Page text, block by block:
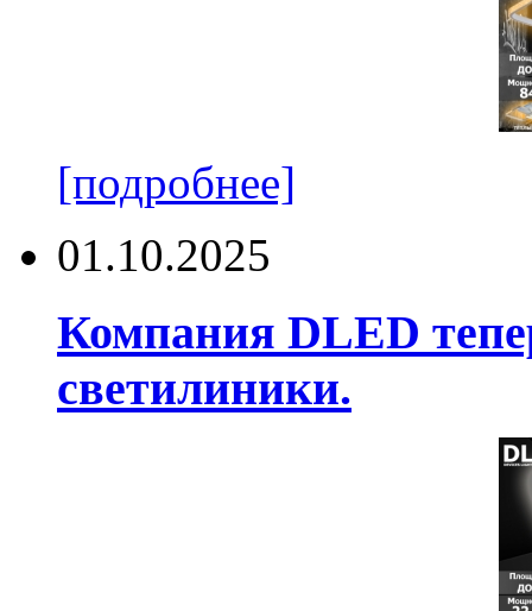
[подробнее]
01.10.2025
Компания DLED
светилиники.